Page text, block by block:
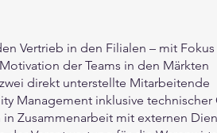
Vertrieb in den Filialen – mit
der Teams in den Märkten
direkt unterstellte Mitarbeitende
Management inklusive
in Zusammenarbeit mit externen